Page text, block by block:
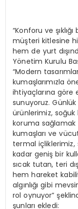
“Konforu ve
müşteri kitlesine
hem de yurt
Yönetim Kurulu
“Modern
kumaşlarımızla öne
ihtiyaçlarına
sunuyoruz. Günlük
ürünlerimiz,
koruma sağlamak
kumaşları ve
termal içliklerimiz,
kadar geniş bir
sıcak tutan, teri
hem hareket
algınlığı gibi
rol oynuyor”
şunları ekledi: